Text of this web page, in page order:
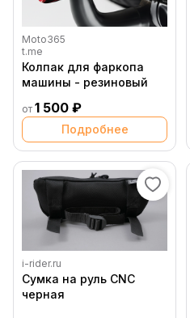
Moto365
t.me
Колпак для фаркопа
машины - резиновый
от 1 500 ₽
Подробнее
i-rider.ru
Сумка на руль CNC
черная